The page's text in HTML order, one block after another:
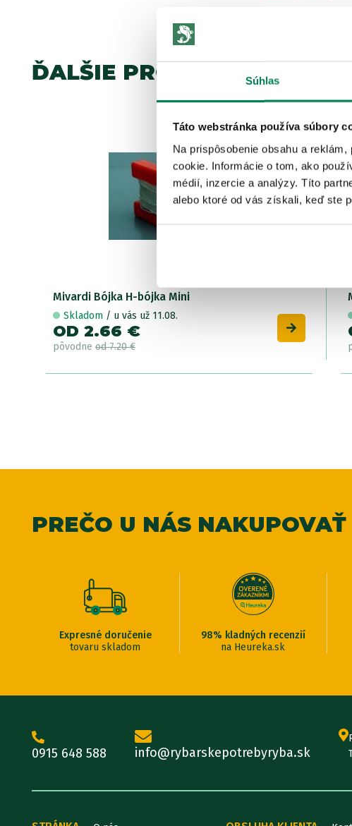
Súhlas
Táto webstránka používa súbory
Na prispôsobenie obsahu a
cookie. Informácie o tom, ako
médií, inzercie a analýzy. Títo
alebo ktoré od vás získali, keď ste
ĎALŠIE PRODUKTY TEJ
Akcia -63%
Mivardi Bójka H-bójka Mini
Skladom / u vás už 11.08.
OD 2.66 €
pôvodne od 7.20 €
PREČO U NÁS NAKUPOVAŤ
Expresné doručenie
tovaru skladom
98% kladných recenzií
na Heureka.sk
0915 648 588 info@rybarskepotrebyryba.sk